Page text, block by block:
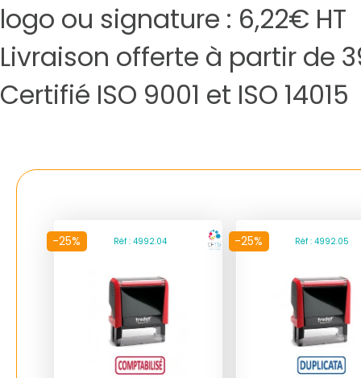
logo ou signature : 6,22€ HT
Livraison offerte à partir de
Certifié ISO 9001 et ISO 14015
-25% Réf : 4992.04 -25% Réf : 4992.05